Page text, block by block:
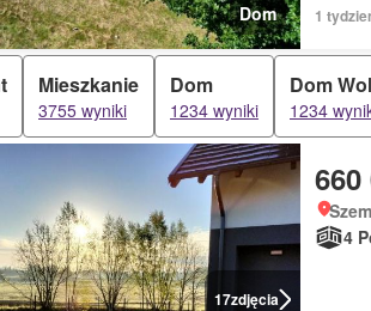
Dom 1
Mieszkanie
3755 wyniki
Dom
1234 wyniki
Dom
1234
17zdjęcia
660
4